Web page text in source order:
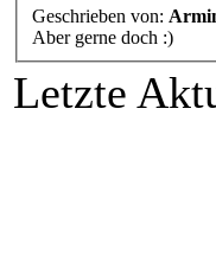
Geschrieben von:
Aber gerne doch :)
Letzte